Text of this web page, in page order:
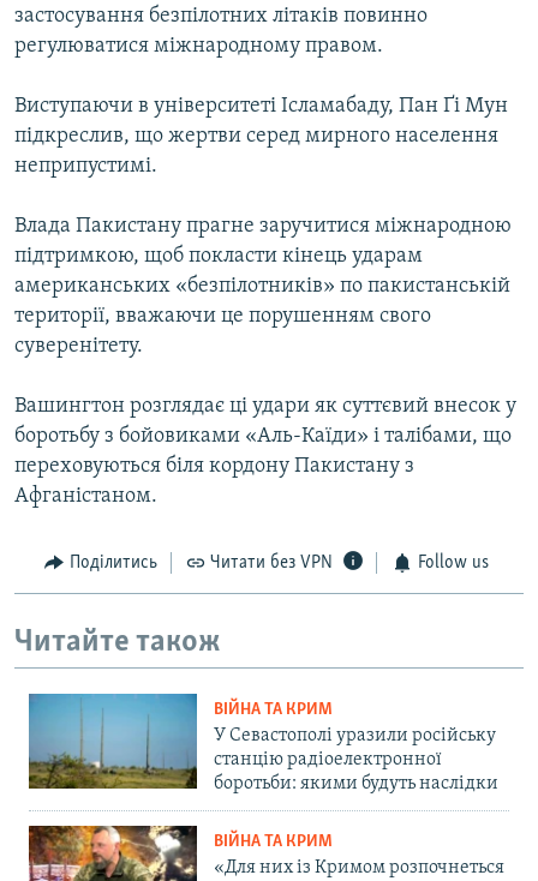
Усі сайти RFE/RL
застосування безпілотних літаків повинно
регулюватися міжнародному правом.
Виступаючи в університеті Ісламабаду, Пан Ґі Мун
підкреслив, що жертви серед мирного населення
неприпустимі.
Влада Пакистану прагне заручитися міжнародною
підтримкою, щоб покласти кінець ударам
американських «безпілотників» по пакистанській
території, вважаючи це порушенням свого
суверенітету.
Вашингтон розглядає ці удари як суттєвий внесок у
боротьбу з бойовиками «Аль-Каїди» і талібами, що
переховуються біля кордону Пакистану з
Афганістаном.
Поділитись Читати без VPN Follow us
Читайте також
ВІЙНА ТА КРИМ
У Севастополі уразили російську
станцію радіоелектронної
боротьби: якими будуть наслідки
ВІЙНА ТА КРИМ
«Для них із Кримом розпочнеться